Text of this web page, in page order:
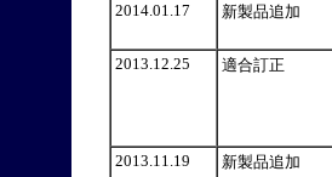
2014.01.17 新製品追加
2013.12.25
適合訂正
2013.11.19
新製品追加